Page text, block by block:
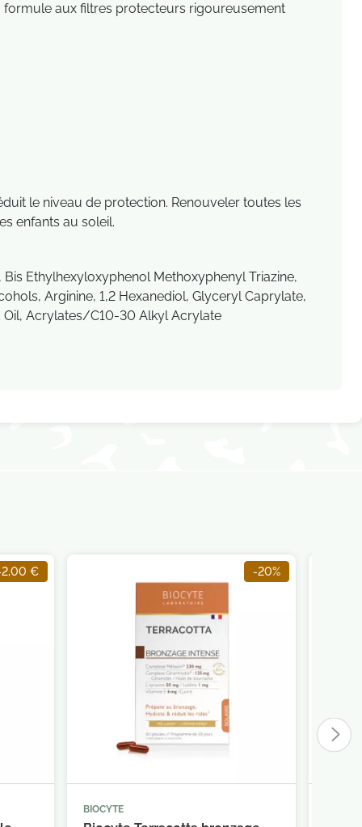
formule aux filtres protecteurs rigoureusement
le niveau de protection. Renouveler toutes les
enfants au soleil.
Ethylhexyloxyphenol Methoxyphenyl Triazine,
Arginine, 1,2 Hexanediol, Glyceryl Caprylate,
Oil, Acrylates/C10-30 Alkyl Acrylate
€ -20%

BIOCYTE